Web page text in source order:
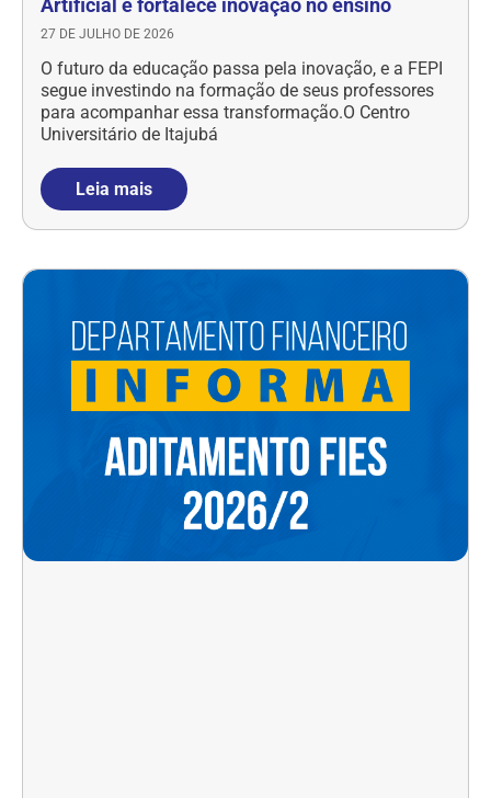
Artificial e fortalece inovação no ensino
27 DE JULHO DE 2026
O futuro da educação passa pela inovação, e a FEPI
segue investindo na formação de seus professores
para acompanhar essa transformação.O Centro
Universitário de Itajubá
Leia mais